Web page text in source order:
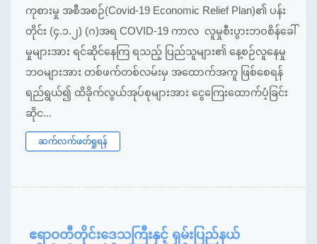
ကုစားမှု အစီအစဉ်(Covid-19 Economic Relief Plan)၏ ပန်း
တိုင်း (၄.၁.၂) (ဂ)အရ COVID-19 ကာလ လူမှုစီးပွားဘဝစိန်ခေါ်
မှုများအား ရင်ဆိုင်နေကြ ရသည့် ပြည်သူများ၏ နေ့စဉ်လူနေမှု
ဘဝများအား တစ်ဖက်တစ်လမ်းမှ အထောက်အကူ ဖြစ်စေရန်
ရည်ရွယ်၍ ထိခိုက်လွယ်အုပ်စုများအား ငွေကြေးထောက်ပံ့ခြင်း
ဆိုင...
ဆက်လက်ဖတ်ရှုရန်
ဧရာဝတီတိုင်းဒေသကြီးနှင့် ရှမ်းပြည်နယ်